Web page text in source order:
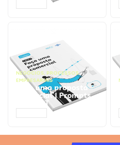
NEGÓCIOS, PROCESSOS
EMPRESARIAIS
Faça uma proposta
comercial | Prompts
ChatGPT